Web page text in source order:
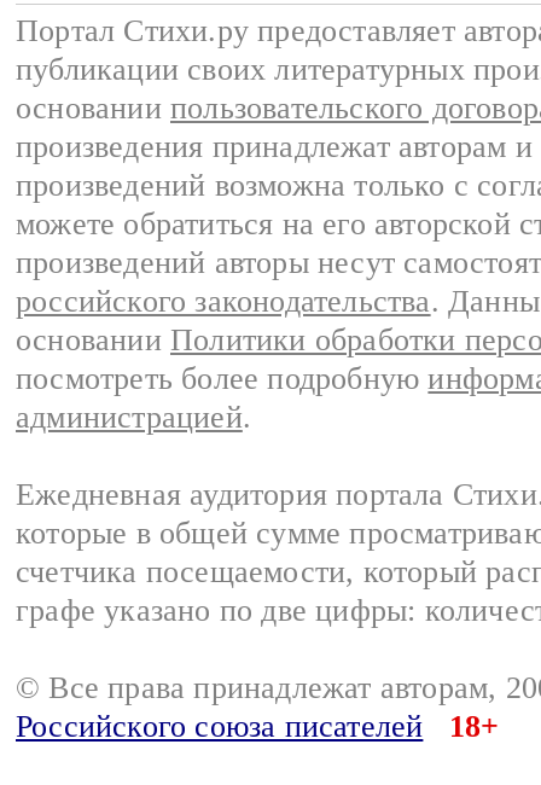
Портал Стихи.ру предоставляет
публикации своих литературных
основании пользовательского
произведения принадлежат авторам
произведений возможна только с
можете обратиться на его авторской
произведений авторы несут
российского законодательства.
основании Политики обработки
посмотреть более подробную
администрацией.
Ежедневная аудитория портала
которые в общей сумме
счетчика посещаемости, который
графе указано по две цифры:
© Все права принадлежат авторам,
Российского союза писателей
18+